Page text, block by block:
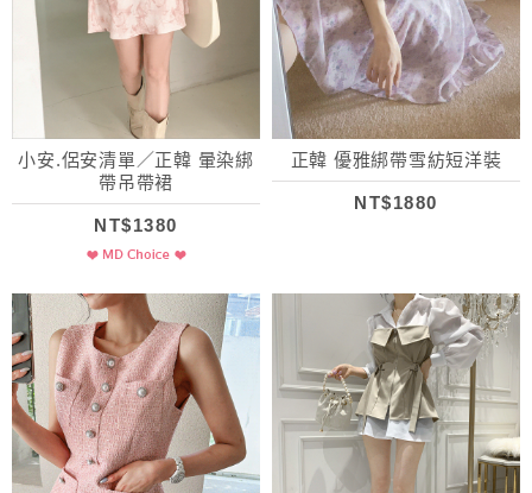
小安.侶安清單／正韓 暈染綁
帶吊帶裙
NT$1380
正韓 優雅綁帶雪紡短洋裝
NT$1880